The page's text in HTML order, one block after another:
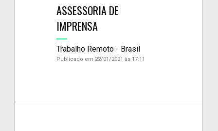
ASSESSORIA DE
IMPRENSA
Trabalho Remoto - Brasil
Publicado em 22/01/2021 às 17:11